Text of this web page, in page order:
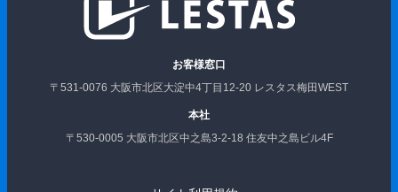
お客様窓口
〒531-0076 大阪市北区大淀中4丁目12-20 レスタス梅田WEST
本社
〒530-0005 大阪市北区中之島3-2-18 住友中之島ビル4F